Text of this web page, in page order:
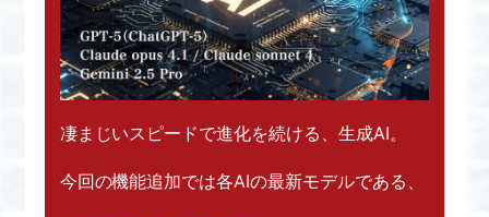
凄まじいスピードで進化を続ける、生成AI。
今回の機能追加では各AIの最新モデルである、